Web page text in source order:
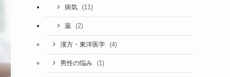
病気 (11)
薬 (2)
漢方・東洋医学 (4)
男性の悩み (1)